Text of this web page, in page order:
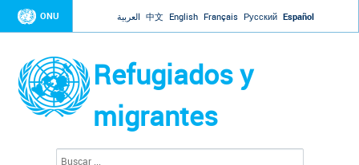
Jump to navigation
ONU العربية 中文 English Français Русский Español
Refugiados y
migrantes